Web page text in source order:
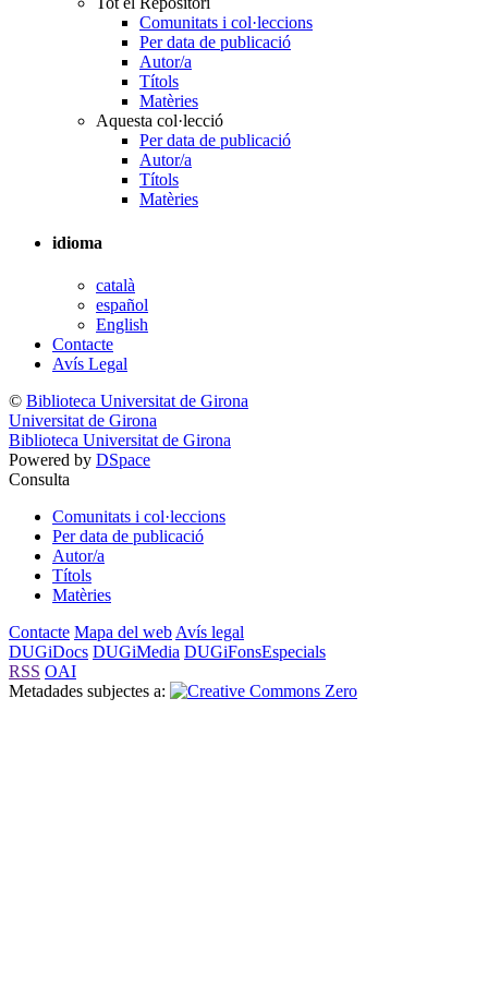
Comunitats i col·leccions
Per data de publicació
Autor/a
Títols
Matèries
Aquesta col·lecció
Per data de publicació
Autor/a
Títols
Matèries
idioma
català
español
English
Contacte
Avís Legal
© Biblioteca Universitat de Girona
Universitat de Girona
Biblioteca Universitat de Girona
Powered by DSpace
Consulta
Comunitats i col·leccions
Per data de publicació
Autor/a
Títols
Matèries
Contacte Mapa del web Avís legal
DUGiDocs DUGiMedia DUGiFonsEspecials
RSS OAI
Metadades subjectes a: